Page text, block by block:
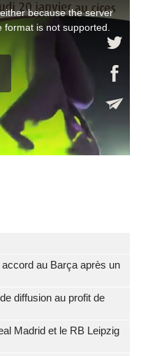
au Barça après un
diffusion au profit de
Madrid et le RB Leipzig